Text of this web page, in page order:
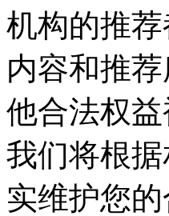
机构的推
内容和推
他合法权
我们将根
实维护您